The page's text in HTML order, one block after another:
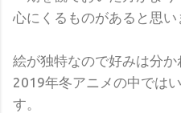
心にくるものがあると思い
絵が独特なので好みは分
2019年冬アニメの中では
す。